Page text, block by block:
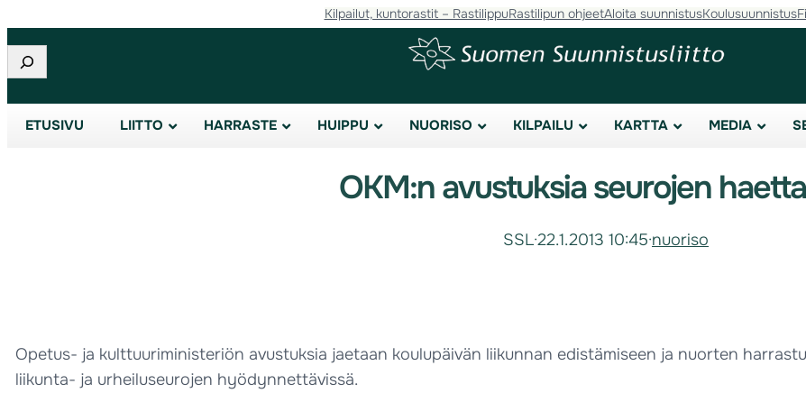
Kilpailut, kuntorastit – RastilippuRastilipun ohjeetAloita suunnistusKoulusuunnistus
Etsi
ETUSIVU LIITTO HARRASTE HUIPPU NUORISO KILPAILU KARTTA MEDIA
OKM:n avustuksia seurojen
SSL·22.1.2013 10:45·nuoriso
Opetus- ja kulttuuriministeriön avustuksia jaetaan koulupäivän liikunnan edistämiseen ja nuorten
liikunta- ja urheiluseurojen hyödynnettävissä.